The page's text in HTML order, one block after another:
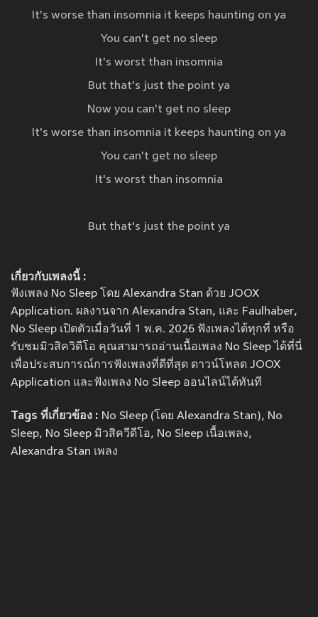
It's worse than insomnia it keeps haunting on ya
You can't get no sleep
It's worst than insomnia
But that's just the point ya
Now you can't get no sleep
It's worse than insomnia it keeps haunting on ya
You can't get no sleep
It's worst than insomnia
But that's just the point ya
เกี่ยวกับเพลงนี้ :
ฟังเพลง No Sleep โดย Alexandra Stan ด้วย JOOX
Application. ผลงานจาก Alexandra Stan, และ Faulhaber,
No Sleep เปิดตัวเมื่อวันที่ 1 พ.ค. 2026 ฟังเพลงได้ทุกที่ หรือ
รับชมมิวสิควิดีโอ คุณสามารถอ่านเนื้อเพลง No Sleep ได้ที่นี่
เพื่อประสบการณ์การฟังเพลงที่ดีที่สุด ดาวน์โหลด JOOX
Application และฟังเพลง No Sleep ออนไลน์ได้ทันที
Tags ที่เกี่ยวข้อง : No Sleep (โดย Alexandra Stan), No
Sleep, No Sleep มิวสิควีดีโอ, No Sleep เนื้อเพลง,
Alexandra Stan เพลง